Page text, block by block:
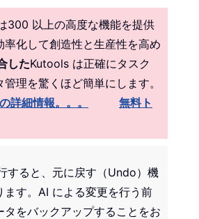
300 以上の高度な機能を提供
率化して創造性と生産性を高め
したKutools は正確にタスク
理を驚くほど簡単にします。
細情報。。。
無料ト
すると、元に戻す（Undo）機
ます。AI による変更を行う前
タをバックアップすることをお